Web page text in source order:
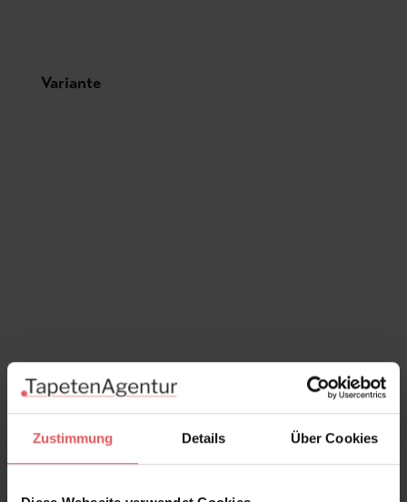
Zustimmung Details Über Cookies
Produktgalerie überspringen
Variante